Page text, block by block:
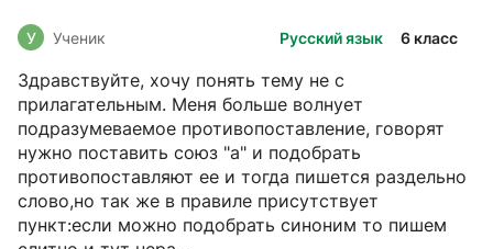
Русский язык 6 класс
У Ученик
Здравствуйте, хочу понять тему не с
прилагательным. Меня больше волнует
подразумеваемое противопоставление, говорят
нужно поставить союз "а" и подобрать
противопоставляют ее и тогда пишется раздельно
слово,но так же в правиле присутствует
пункт:если можно подобрать синоним то пишем